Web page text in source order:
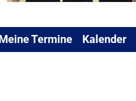
Meine Termine Kalender